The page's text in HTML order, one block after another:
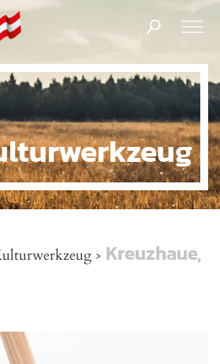
Products
search
> Kreuzhaue,